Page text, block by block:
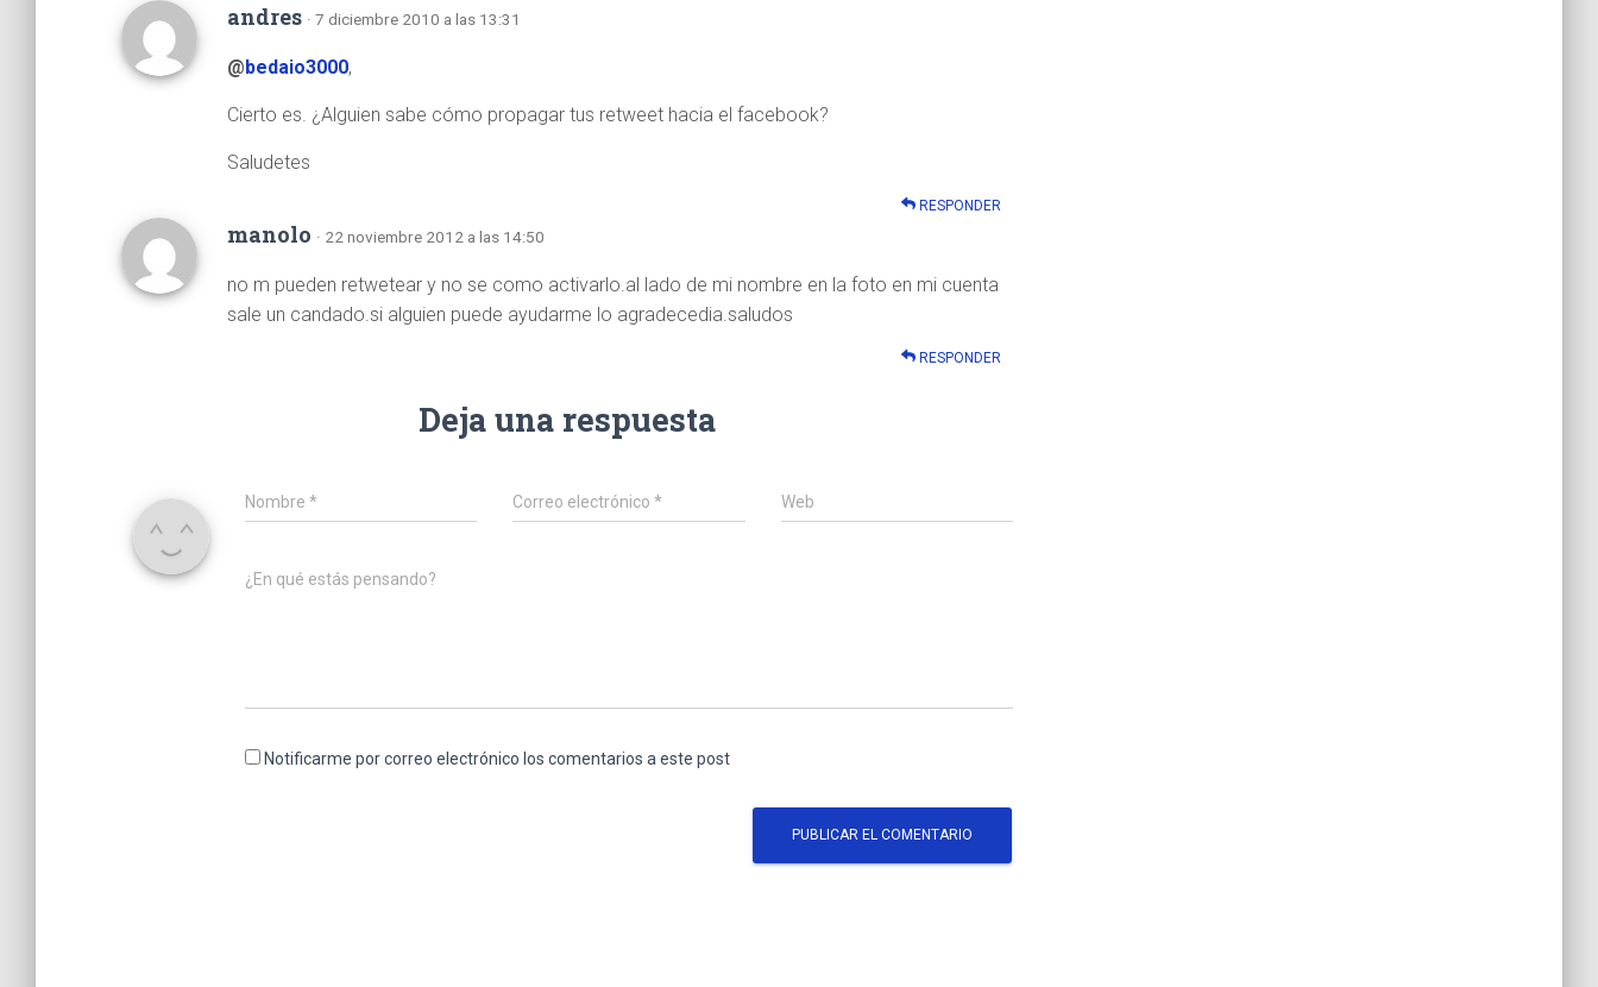
andres · 7 diciembre 2010 a las 13:31
@bedaio3000,
Cierto es. ¿Alguien sabe cómo propagar tus retweet hacia el facebook?
Saludetes
RESPONDER
manolo · 22 noviembre 2012 a las 14:50
no m pueden retwetear y no se como activarlo.al lado de mi nombre en la foto en mi cuenta
sale un candado.si alguien puede ayudarme lo agradecedia.saludos
RESPONDER
Deja una respuesta
Nombre * Correo electrónico* Web
¿En qué estás pensando?
Notificarme por correo electrónico los comentarios a este post